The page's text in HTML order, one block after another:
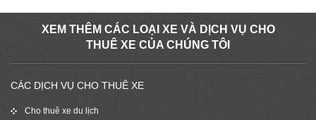
XEM THÊM CÁC LOẠI XE VÀ DỊCH VỤ CHO
THUÊ XE CỦA CHÚNG TÔI
CÁC DỊCH VỤ CHO THUÊ XE
Cho thuê xe du lịch